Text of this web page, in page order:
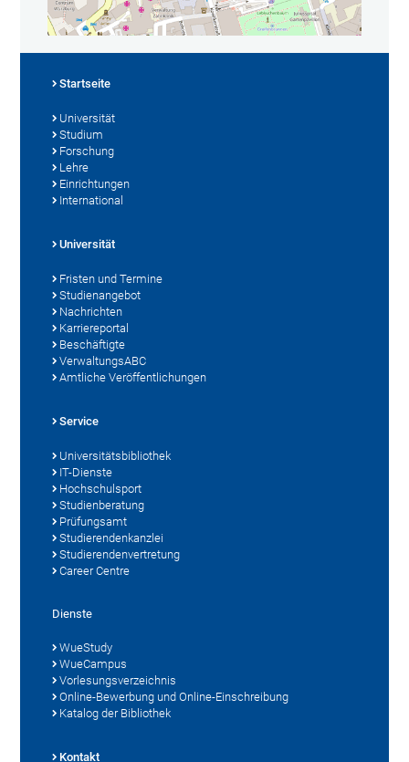
Startseite
Universität
Studium
Forschung
Lehre
Einrichtungen
International
Universität
Fristen und Termine
Studienangebot
Nachrichten
Karriereportal
Beschäftigte
VerwaltungsABC
Amtliche Veröffentlichungen
Service
Universitätsbibliothek
IT-Dienste
Hochschulsport
Studienberatung
Prüfungsamt
Studierendenkanzlei
Studierendenvertretung
Career Centre
Dienste
WueStudy
WueCampus
Vorlesungsverzeichnis
Online-Bewerbung und Online-Einschreibung
Katalog der Bibliothek
Kontakt